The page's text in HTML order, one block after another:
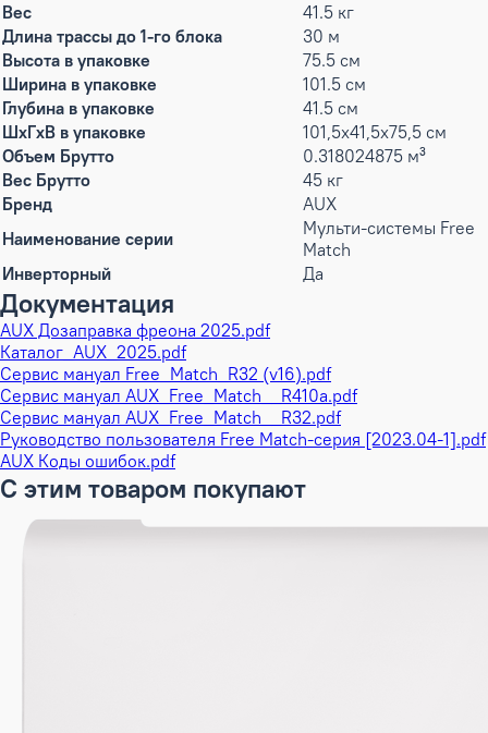
Вес
41.5 кг
Длина трассы до 1-го блока
30 м
Высота в упаковке
75.5 см
Ширина в упаковке
101.5 см
Глубина в упаковке
41.5 см
ШxГxВ в упаковке
101,5x41,5x75,5 см
Объем Брутто
0.318024875 м³
Вес Брутто
45 кг
Бренд
AUX
Наименование серии
Мульти-системы Free
Match
Инверторный
Да
Документация
AUX Дозаправка фреона 2025.pdf
Каталог_AUX_2025.pdf
Сервис мануал Free_Match_R32 (v16).pdf
Сервис мануал AUX_Free_Match__R410a.pdf
Сервис мануал AUX_Free_Match__R32.pdf
Руководство пользователя Free Match-серия [2023.04-1].pdf
AUX Коды ошибок.pdf
С этим товаром покупают